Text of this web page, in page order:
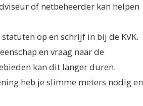
of netbeheerder kan helpen
op en schrijf in bij de KVK.
en vraag naar de
kan dit langer duren.
heb je slimme meters nodig en